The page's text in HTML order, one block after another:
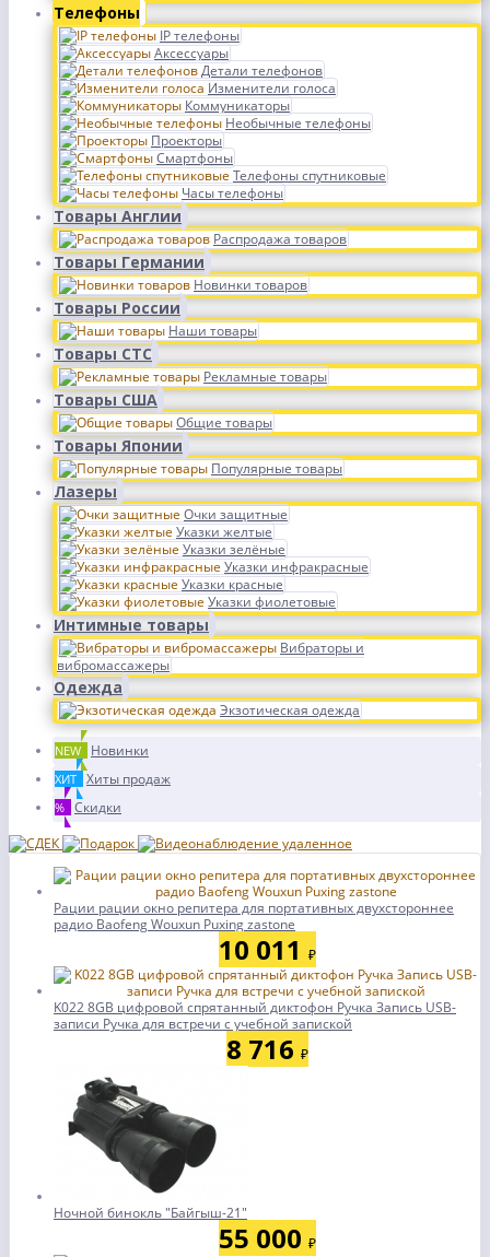
Телефоны
IP телефоны
Аксессуары
Детали телефонов
Изменители голоса
Коммуникаторы
Необычные телефоны
Проекторы
Смартфоны
Телефоны спутниковые
Часы телефоны
Товары Англии
Распродажа товаров
Товары Германии
Новинки товаров
Товары России
Наши товары
Товары СТС
Рекламные товары
Товары США
Общие товары
Товары Японии
Популярные товары
Лазеры
Очки защитные
Указки желтые
Указки зелёные
Указки инфракрасные
Указки красные
Указки фиолетовые
Интимные товары
Вибраторы и
вибромассажеры
Одежда
Экзотическая одежда
NEW Новинки
ХИТ Хиты продаж
% Скидки
Рации рации окно репитера для портативных двухстороннее
радио Baofeng Wouxun Puxing zastone
10 011 ₽
K022 8GB цифровой спрятанный диктофон Ручка Запись USB-
записи Ручка для встречи с учебной запиской
8 716 ₽
Ночной бинокль "Байгыш-21"
55 000 ₽